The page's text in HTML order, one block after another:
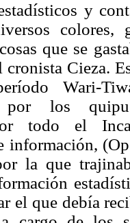
y
colores,
que se
cronista Cieza.
Wari-
por los
todo el
información,
la que
el que debía